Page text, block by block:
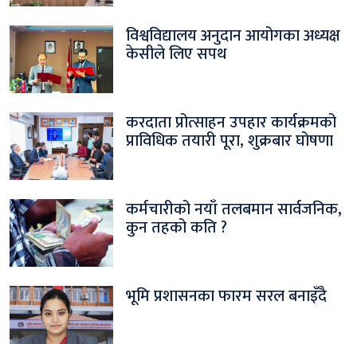
विश्वविद्यालय अनुदान आयोगका अध्यक्ष
केसीले लिए सपथ
करदाता प्रोत्साहन उपहार कार्यक्रमको
प्राविधिक तयारी पूरा, शुक्रबार घोषणा
कर्मचारीको नयाँ तलबमान सार्वजनिक,
कुन तहको कति ?
भूमि प्रशासनका फारम सरल बनाइँदै